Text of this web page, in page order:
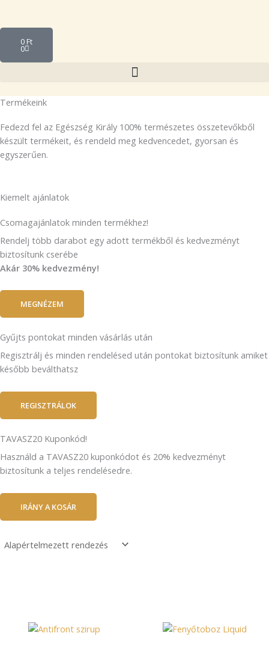
content
0 Ft
0
Cart
Termékeink
Fedezd fel az Egészség Király 100% természetes összetevőkből
készült termékeit, és rendeld meg kedvencedet, gyorsan és
egyszerűen.
Kiemelt ajánlatok
Csomagajánlatok minden termékhez!
Rendelj több darabot egy adott termékből és kedvezményt
biztosítunk cserébe
Akár 30% kedvezmény!
MEGNÉZEM
Gyűjts pontokat minden vásárlás után
Regisztrálj és minden rendelésed után pontokat biztosítunk amiket
később beválthatsz
REGISZTRÁLOK
TAVASZ20 Kuponkód!
Használd a TAVASZ20 kuponkódot és 20% kedvezményt
biztosítunk a teljes rendelésedre.
IRÁNY A KOSÁR